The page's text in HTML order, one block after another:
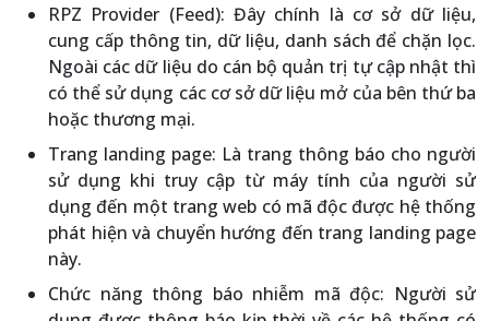
RPZ Provider (Feed): Đây chính là cơ sở dữ liệu,
cung cấp thông tin, dữ liệu, danh sách để chặn lọc.
Ngoài các dữ liệu do cán bộ quản trị tự cập nhật thì
có thể sử dụng các cơ sở dữ liệu mở của bên thứ ba
hoặc thương mại.
Trang landing page: Là trang thông báo cho người
sử dụng khi truy cập từ máy tính của người sử
dụng đến một trang web có mã độc được hệ thống
phát hiện và chuyển hướng đến trang landing page
này.
Chức năng thông báo nhiễm mã độc: Người sử